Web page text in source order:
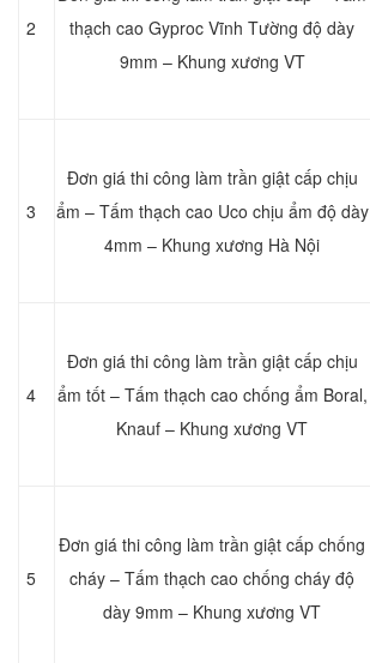
2
thạch cao Gyproc Vĩnh Tường độ dày
9mm – Khung xương VT
3
Đơn giá thi công làm trần giật cấp chịu
ẩm – Tấm thạch cao Uco chịu ẩm độ dày
4mm – Khung xương Hà Nội
4
Đơn giá thi công làm trần giật cấp chịu
ẩm tốt – Tấm thạch cao chống ẩm Boral,
Knauf – Khung xương VT
5
Đơn giá thi công làm trần giật cấp chống
cháy – Tấm thạch cao chống cháy độ
dày 9mm – Khung xương VT